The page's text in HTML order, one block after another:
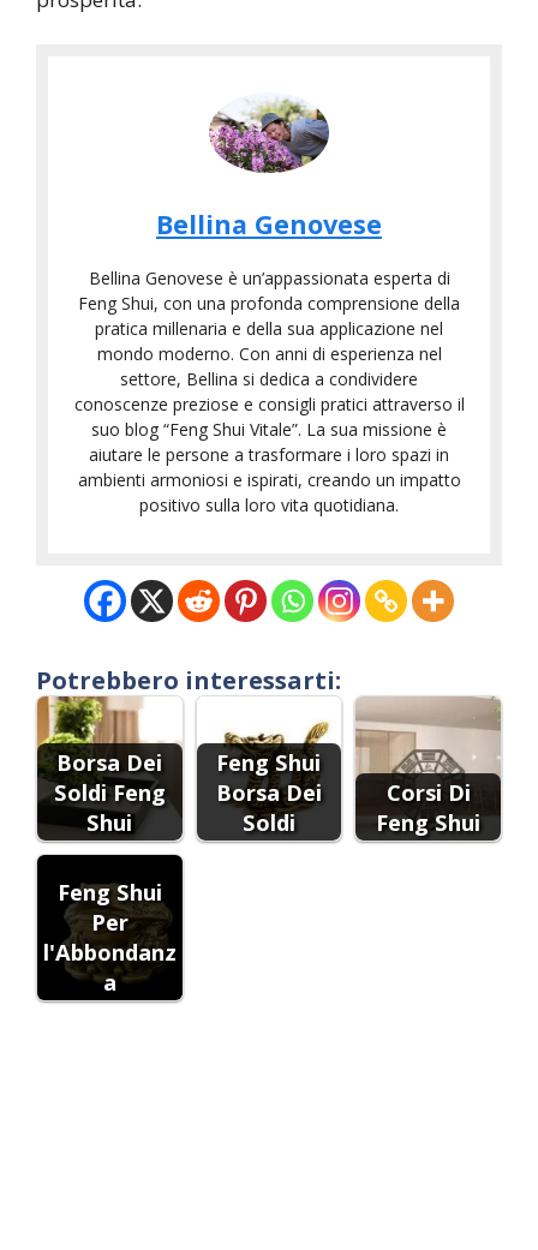
Bellina Genovese
Bellina Genovese è un’appassionata esperta di
Feng Shui, con una profonda comprensione della
pratica millenaria e della sua applicazione nel
mondo moderno. Con anni di esperienza nel
settore, Bellina si dedica a condividere
conoscenze preziose e consigli pratici attraverso il
suo blog “Feng Shui Vitale”. La sua missione è
aiutare le persone a trasformare i loro spazi in
ambienti armoniosi e ispirati, creando un impatto
positivo sulla loro vita quotidiana.
Potrebbero interessarti:
Borsa Dei
Soldi Feng
Shui
Feng Shui
Borsa Dei
Soldi
Corsi Di
Feng Shui
Feng Shui
Per
l'Abbondanz
a